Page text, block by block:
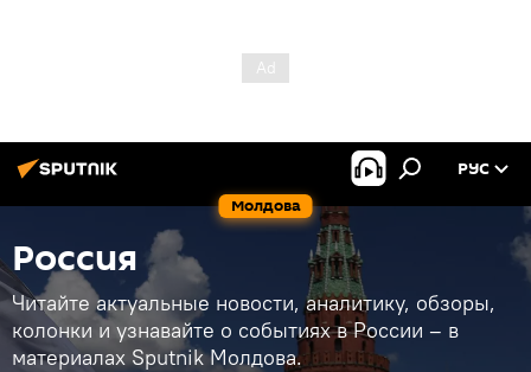
Молдова
РУС
Россия
Читайте актуальные новости, аналитику, обзоры,
колонки и узнавайте о событиях в России – в
материалах Sputnik Молдова.